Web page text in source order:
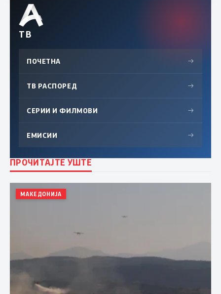
ТВ
ПОЧЕТНА →
ТВ РАСПОРЕД →
СЕРИИ И ФИЛМОВИ →
ЕМИСИИ →
ПРОЧИТАЈТЕ УШТЕ
МАКЕДОНИЈА